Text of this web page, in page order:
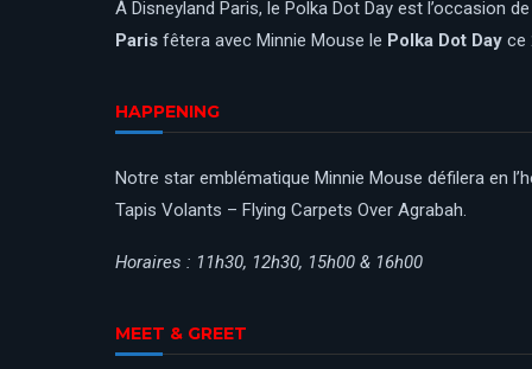
À Disneyland Paris, le Polka Dot Day est l’occasion
Paris fêtera avec Minnie Mouse le Polka Dot Day ce
HAPPENING
Notre star emblématique Minnie Mouse défilera en
Tapis Volants – Flying Carpets Over Agrabah.
Horaires : 11h30, 12h30, 15h00 & 16h00
MEET & GREET